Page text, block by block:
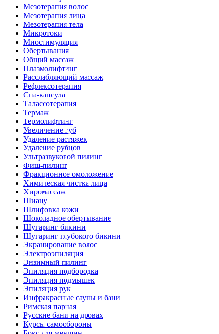
Мезотерапия волос
Мезотерапия лица
Мезотерапия тела
Микротоки
Миостимуляция
Обертывания
Общий массаж
Плазмолифтинг
Расслабляющий массаж
Рефлексотерапия
Спа-капсула
Талассотерапия
Термаж
Термолифтинг
Увеличение губ
Удаление растяжек
Удаление рубцов
Ультразвуковой пилинг
Фиш-пилинг
Фракционное омоложение
Химическая чистка лица
Хиромассаж
Шиацу
Шлифовка кожи
Шоколадное обертывание
Шугаринг бикини
Шугаринг глубокого бикини
Экранирование волос
Электроэпиляция
Энзимный пилинг
Эпиляция подбородка
Эпиляция подмышек
Эпиляция рук
Инфракрасные сауны и бани
Римская парная
Русские бани на дровах
Курсы самообороны